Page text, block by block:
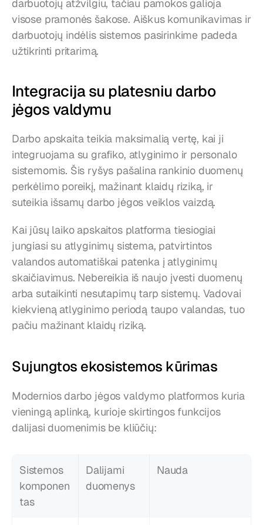
darbuotojų atžvilgiu, tačiau pamokos galioja
visose pramonės šakose. Aiškus komunikavimas ir
darbuotojų indėlis sistemos pasirinkime padeda
užtikrinti pritarimą.
Integracija su platesniu darbo
jėgos valdymu
Darbo apskaita teikia maksimalią vertę, kai ji
integruojama su grafiko, atlyginimo ir personalo
sistemomis. Šis ryšys pašalina rankinio duomenų
perkėlimo poreikį, mažinant klaidų riziką, ir
suteikia išsamų darbo jėgos veiklos vaizdą.
Kai jūsų laiko apskaitos platforma tiesiogiai
jungiasi su atlyginimų sistema, patvirtintos
valandos automatiškai patenka į atlyginimų
skaičiavimus. Nebereikia iš naujo įvesti duomenų
arba sutaikinti nesutapimų tarp sistemų. Vadovai
kiekvieną atlyginimo periodą taupo valandas, tuo
pačiu mažinant klaidų riziką.
Sujungtos ekosistemos kūrimas
Modernios darbo jėgos valdymo platformos kuria
vieningą aplinką, kurioje skirtingos funkcijos
dalijasi duomenimis be kliūčių:
Sistemos
komponen
tas
Dalijami
duomenys
Nauda